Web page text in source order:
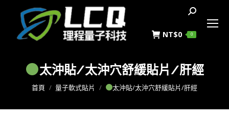
搜
NT$0 0
太沖貼/太沖穴舒緩貼片/肝經
您在這裡：
首頁 量子軟式貼片 太沖貼/太沖穴舒緩貼片/肝經